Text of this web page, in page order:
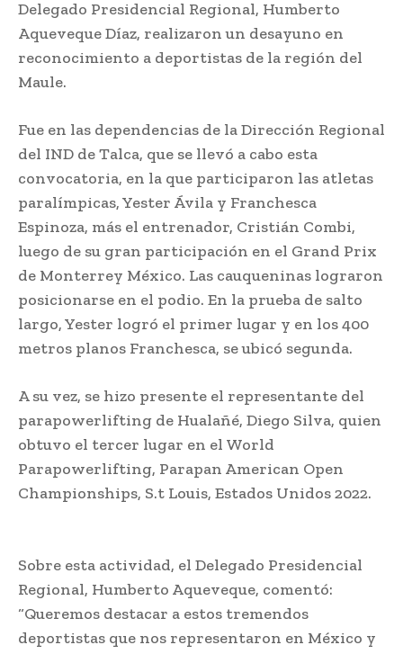
Delegado Presidencial Regional, Humberto
Aqueveque Díaz, realizaron un desayuno en
reconocimiento a deportistas de la región del
Maule.
Fue en las dependencias de la Dirección Regional
del IND de Talca, que se llevó a cabo esta
convocatoria, en la que participaron las atletas
paralímpicas, Yester Ávila y Franchesca
Espinoza, más el entrenador, Cristián Combi,
luego de su gran participación en el Grand Prix
de Monterrey México. Las cauqueninas lograron
posicionarse en el podio. En la prueba de salto
largo, Yester logró el primer lugar y en los 400
metros planos Franchesca, se ubicó segunda.
A su vez, se hizo presente el representante del
parapowerlifting de Hualañé, Diego Silva, quien
obtuvo el tercer lugar en el World
Parapowerlifting, Parapan American Open
Championships, S.t Louis, Estados Unidos 2022.
Sobre esta actividad, el Delegado Presidencial
Regional, Humberto Aqueveque, comentó:
“Queremos destacar a estos tremendos
deportistas que nos representaron en México y